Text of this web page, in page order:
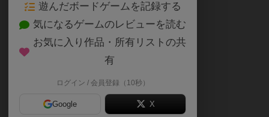
1月1日（木）・2日（金）：店休日
1月3日（土）より通常営業
・毎週水曜日（7・14・21・28日）
遊んだボードゲームを記録する
気になるゲームのレビューを読む
お気に入り作品・所有リストの共
有
ログイン / 会員登録（10秒）
Google X